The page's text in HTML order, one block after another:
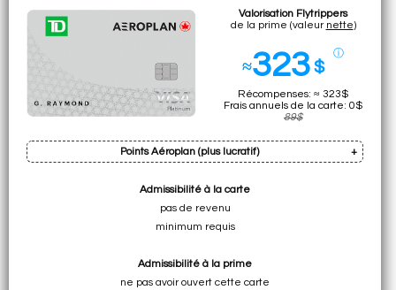
Valorisation Flytrippers
de la prime (valeur nette)
≈323 $
ⓘ
Récompenses: ≈ 323$
Frais annuels de la carte: 0$
89$
Points Aéroplan (plus lucratif)
Prime: 15k pts
Cumul sur dép. min.: 1k pts (total:
• ≈ 240$ à ≈ 336$ pour vols spécifiques (cl. écon.)
• ≈ 176$ pour n'importe
Admissibilité à la carte
pas de revenu
minimum requis
Admissibilité à la prime
ne pas avoir ouvert cette carte